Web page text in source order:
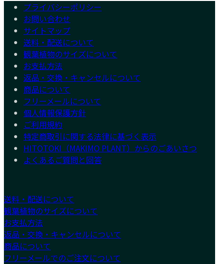
プライバシーポリシー
お問い合わせ
サイトマップ
送料・配送について
観葉植物のサイズについて
お支払方法
返品・交換・キャンセルについて
商品について
フリーメールについて
個人情報保護方針
ご利用規約
特定商取引に関する法律に基づく表示
HITOTOKI（MAKIMO PLANT）からのごあいさつ
よくあるご質問と回答
送料・配送について
観葉植物のサイズについて
お支払方法
返品・交換・キャンセルについて
商品について
フリーメールでのご注文について